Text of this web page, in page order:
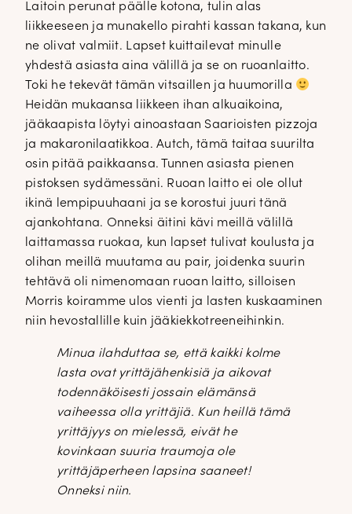
Laitoin perunat päälle kotona, tulin alas
liikkeeseen ja munakello pirahti kassan takana, kun
ne olivat valmiit. Lapset kuittailevat minulle
yhdestä asiasta aina välillä ja se on ruoanlaitto.
Toki he tekevät tämän vitsaillen ja huumorilla
Heidän mukaansa liikkeen ihan alkuaikoina,
jääkaapista löytyi ainoastaan Saarioisten pizzoja
ja makaronilaatikkoa. Autch, tämä taitaa suurilta
osin pitää paikkaansa. Tunnen asiasta pienen
pistoksen sydämessäni. Ruoan laitto ei ole ollut
ikinä lempipuuhaani ja se korostui juuri tänä
ajankohtana. Onneksi äitini kävi meillä välillä
laittamassa ruokaa, kun lapset tulivat koulusta ja
olihan meillä muutama au pair, joidenka suurin
tehtävä oli nimenomaan ruoan laitto, silloisen
Morris koiramme ulos vienti ja lasten kuskaaminen
niin hevostallille kuin jääkiekkotreeneihinkin.
Minua ilahduttaa se, että kaikki kolme
lasta ovat yrittäjähenkisiä ja aikovat
todennäköisesti jossain elämänsä
vaiheessa olla yrittäjiä. Kun heillä tämä
yrittäjyys on mielessä, eivät he
kovinkaan suuria traumoja ole
yrittäjäperheen lapsina saaneet!
Onneksi niin.